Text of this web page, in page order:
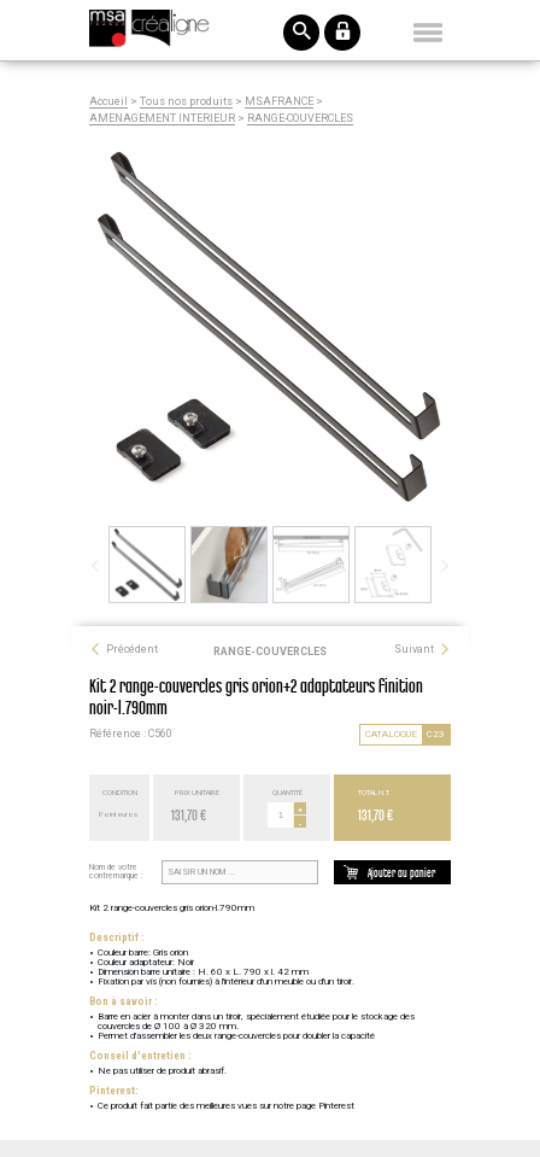
Accueil > Tous nos produits > MSAFRANCE >
AMENAGEMENT INTERIEUR > RANGE-COUVERCLES
Précédent RANGE-COUVERCLES Suivant
Kit 2 range-couvercles gris orion+2 adaptateurs finition
noir-l.790mm
Référence : C560 CATALOGUE C23
CONDITION
Point euros
PRIX UNITAIRE
131,70 €
QUANTITÉ
+
-
TOTAL H.T.
131,70 €
Nom de votre
contremarque :
Ajouter au panier
Kit 2 range-couvercles gris orion-l.790mm
Descriptif :
Couleur barre: Gris orion
Couleur adaptateur: Noir
Dimension barre unitaire : H. 60 x L. 790 x l. 42 mm
Fixation par vis (non fournies) à l'intérieur d'un meuble ou d'un tiroir.
Bon à savoir :
Barre en acier à monter dans un tiroir, spécialement étudiée pour le stockage des
couvercles de Ø 100 à Ø 320 mm.
Permet d'assembler les deux range-couvercles pour doubler la capacité
Conseil d'entretien :
Ne pas utiliser de produit abrasif.
Pinterest:
Ce produit fait partie des meilleures vues sur notre page Pinterest